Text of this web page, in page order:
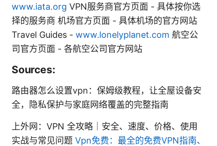
www.iata.org VPN服务商官方页面 - 具体按你选
择的服务商 机场官方页面 - 具体机场的官方网站
Travel Guides - www.lonelyplanet.com 航空公
司官方页面 - 各航空公司官方网站
Sources:
路由器怎么设置vpn：保姆级教程，让全屋设备安
全，隐私保护与家庭网络覆盖的完整指南
上外网：VPN 全攻略｜安全、速度、价格、使用
实战与常见问题 Vpn免费：最全的免费VPN指南、